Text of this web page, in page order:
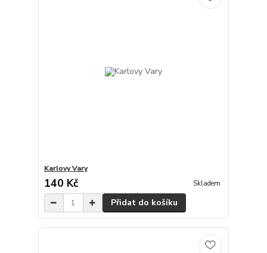
Karlovy Vary
140 Kč Skladem
Přidat do košíku